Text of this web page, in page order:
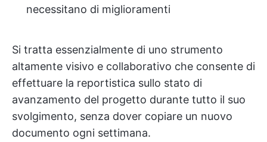
necessitano di miglioramenti
Si tratta essenzialmente di uno strumento
altamente visivo e collaborativo che consente di
effettuare la reportistica sullo stato di
avanzamento del progetto durante tutto il suo
svolgimento, senza dover copiare un nuovo
documento ogni settimana.